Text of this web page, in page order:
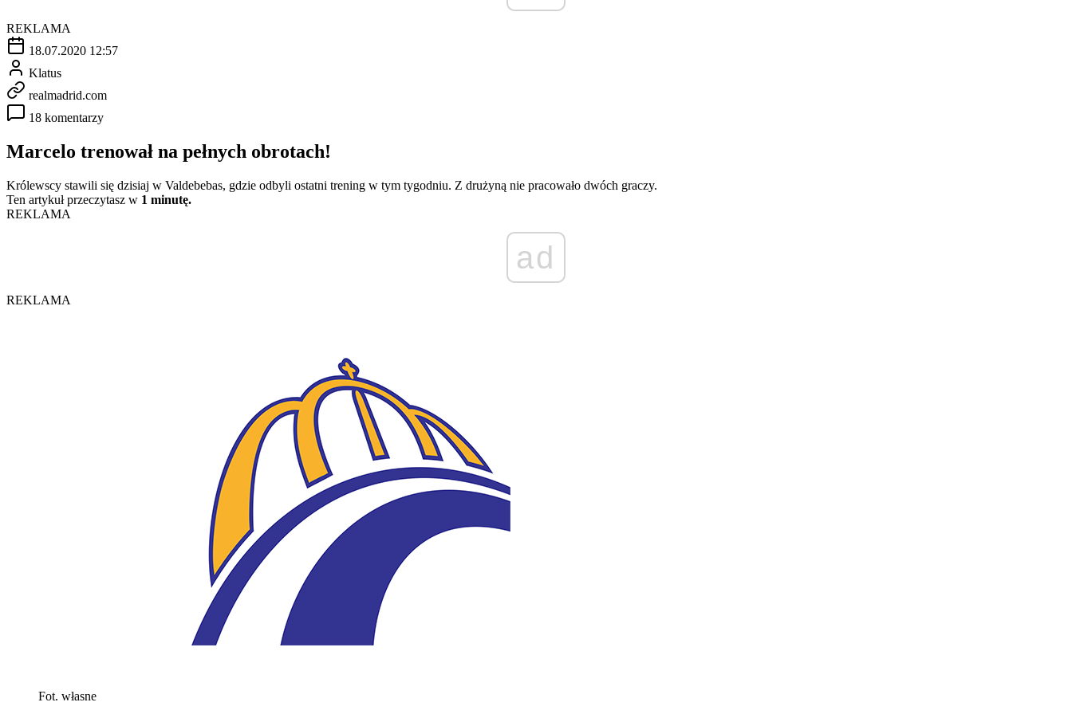
REKLAMA
18.07.2020 12:57
Klatus
realmadrid.com
18 komentarzy
Marcelo trenował na pełnych obrotach!
Królewscy stawili się dzisiaj w Valdebebas, gdzie odbyli ostatni trening w tym tygodniu. Z drużyną nie pracowało dwóch graczy.
Ten artykuł przeczytasz w 1 minutę.
REKLAMA
ad
REKLAMA
Fot. własne